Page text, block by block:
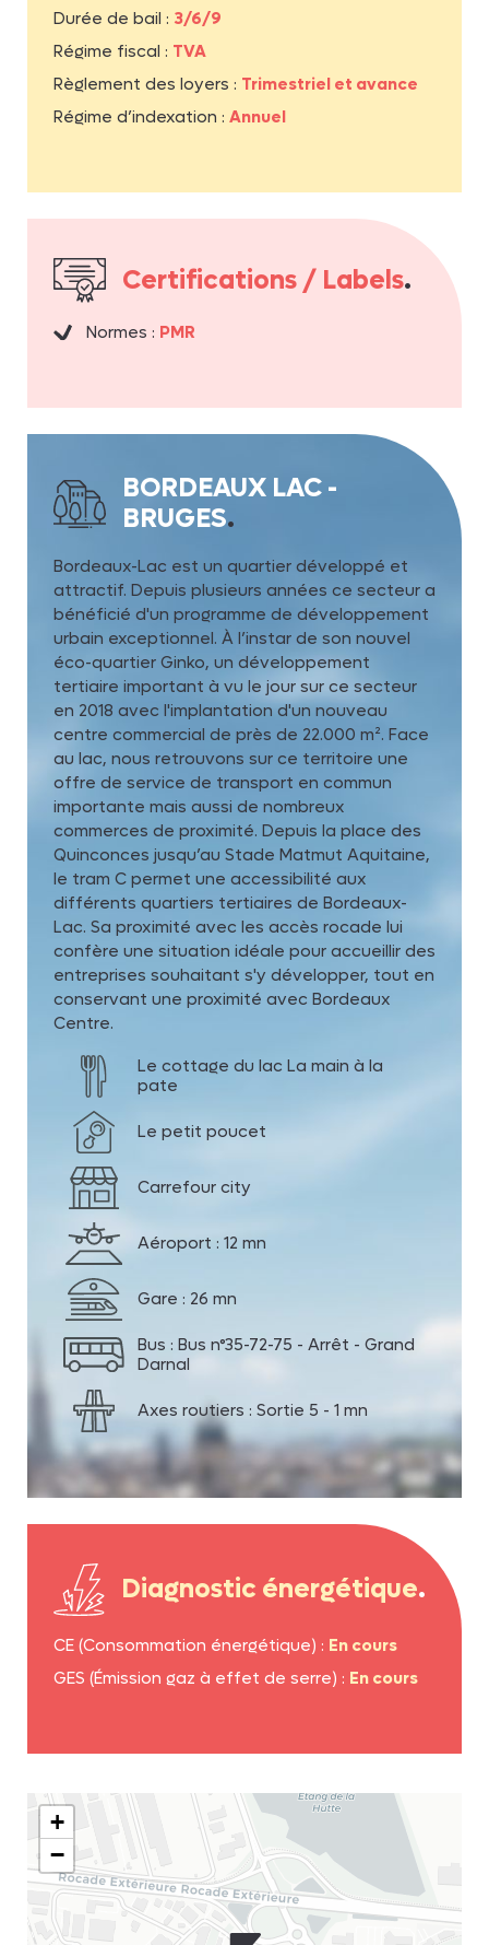
Durée de bail : 3/6/9
Régime fiscal : TVA
Règlement des loyers : Trimestriel et avance
Régime d’indexation : Annuel
Certifications / Labels.
Normes : PMR
BORDEAUX LAC -
BRUGES.
Bordeaux-Lac est un quartier développé et
attractif. Depuis plusieurs années ce secteur a
bénéficié d'un programme de développement
urbain exceptionnel. À l’instar de son nouvel
éco-quartier Ginko, un développement
tertiaire important à vu le jour sur ce secteur
en 2018 avec l'implantation d'un nouveau
centre commercial de près de 22.000 m². Face
au lac, nous retrouvons sur ce territoire une
offre de service de transport en commun
importante mais aussi de nombreux
commerces de proximité. Depuis la place des
Quinconces jusqu’au Stade Matmut Aquitaine,
le tram C permet une accessibilité aux
différents quartiers tertiaires de Bordeaux-
Lac. Sa proximité avec les accès rocade lui
confère une situation idéale pour accueillir des
entreprises souhaitant s'y développer, tout en
conservant une proximité avec Bordeaux
Centre.
Le cottage du lac La main à la
pate
Le petit poucet
Carrefour city
Aéroport : 12 mn
Gare : 26 mn
Bus : Bus n°35-72-75 - Arrêt - Grand
Darnal
Axes routiers : Sortie 5 - 1 mn
Diagnostic énergétique.
CE (Consommation énergétique) : En cours
GES (Émission gaz à effet de serre) : En cours
+
−